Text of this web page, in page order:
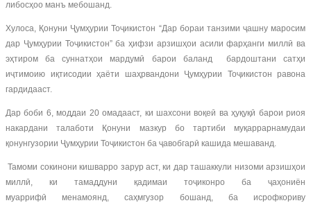
либосҳоо манъ мебошанд.
Хулоса, Қонуни Ҷумҳурии Тоҷикистон “Дар бораи танзими ҷашну маросим
дар Ҷумҳурии Тоҷикистон” ба ҳифзи арзишҳои асили фарҳанги миллӣ ва
эҳтиром ба суннатҳои мардумӣ барои баланд бардоштани сатҳи
иҷтимоию иқтисодии ҳаёти шаҳрвандони Ҷумҳурии Тоҷикистон равона
гардидааст.
Дар боби 6, моддаи 20 омадааст, ки шахсони воқеӣ ва ҳуқуқӣ барои риоя
накардани талаботи Қонуни мазкур бо тартиби муқаррарнамудаи
қонунгузории Ҷумҳурии Тоҷикистон ба ҷавобгарӣ кашида мешаванд.
Тамоми сокинони кишварро зарур аст, ки дар ташаккули низоми арзишҳои
миллӣ, ки тамаддуни қадимаи тоҷиконро ба ҷаҳониён
муаррифӣ менамоянд, саҳмгузор бошанд, ба исрофкориву